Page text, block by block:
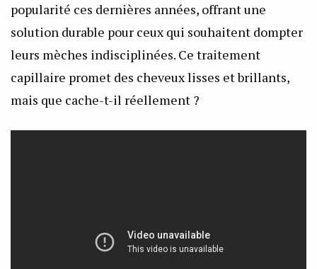
popularité ces dernières années, offrant une
solution durable pour ceux qui souhaitent dompter
leurs mèches indisciplinées. Ce traitement
capillaire promet des cheveux lisses et brillants,
mais que cache-t-il réellement ?